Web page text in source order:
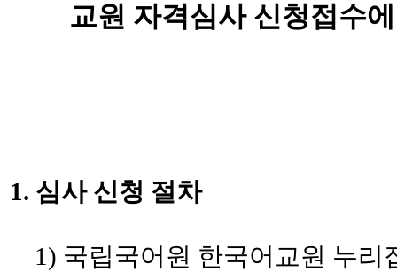
교원 자격심사 신청접수
1. 심사 신청 절차
1) 국립국어원 한국어교원 누리